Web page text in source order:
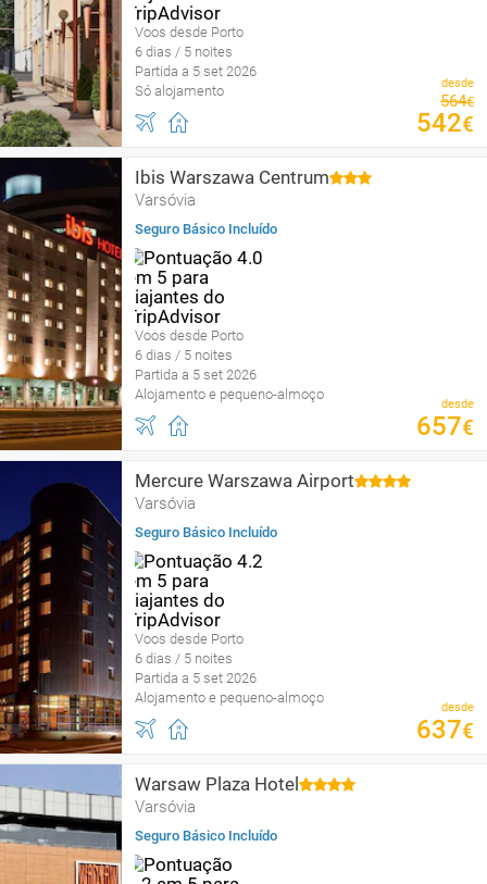
Voos desde Porto
6 dias / 5 noites
Partida a 5 set 2026
Só alojamento
desde
564€
542€
Ibis Warszawa Centrum
Varsóvia
Seguro Básico Incluído
Voos desde Porto
6 dias / 5 noites
Partida a 5 set 2026
Alojamento e pequeno-almoço
desde
657€
Mercure Warszawa Airport
Varsóvia
Seguro Básico Incluído
Voos desde Porto
6 dias / 5 noites
Partida a 5 set 2026
Alojamento e pequeno-almoço
desde
637€
Warsaw Plaza Hotel
Varsóvia
Seguro Básico Incluído